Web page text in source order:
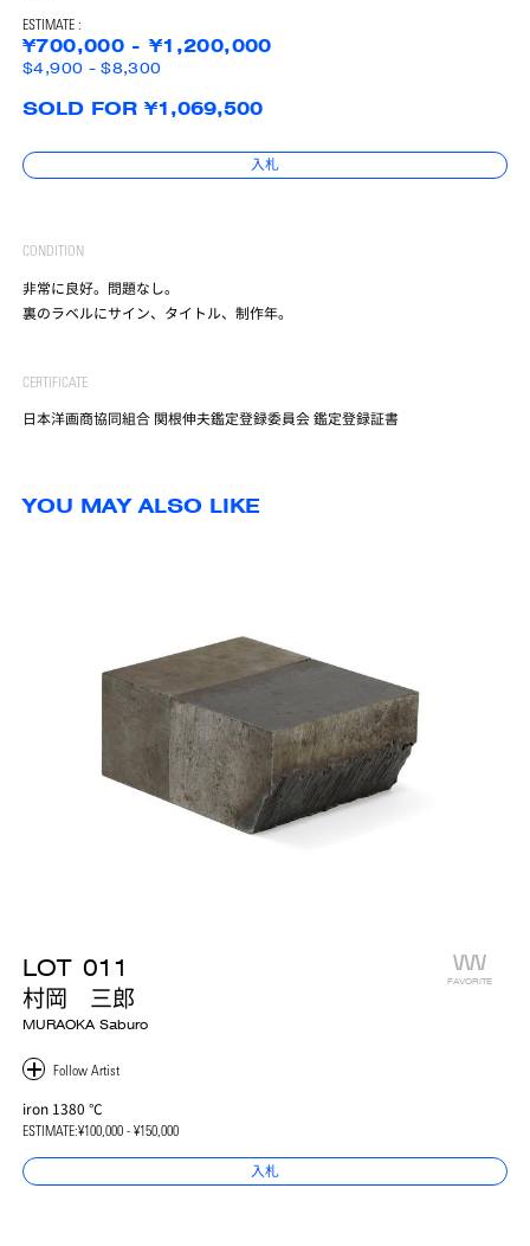
ESTIMATE :
¥700,000 - ¥1,200,000
$4,900 - $8,300
SOLD FOR ¥1,069,500
入札
CONDITION
非常に良好。問題なし。
裏のラベルにサイン、タイトル、制作年。
CERTIFICATE
日本洋画商協同組合 関根伸夫鑑定登録委員会 鑑定登録証書
YOU MAY ALSO LIKE
LOT 011
村岡 三郎
MURAOKA Saburo
FAVORITE
iron 1380 °C
ESTIMATE:¥100,000 - ¥150,000
入札